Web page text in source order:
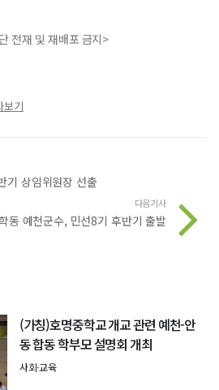
전재 및 재배포 금지>
보기
기 상임위원장 선출
다음기사
동 예천군수, 민선8기 후반기 출발
(가칭)호명중학교 개교 관련 예천-안
동 합동 학부모 설명회 개최
사회·교육